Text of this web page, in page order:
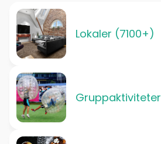
Lokaler (7100+)
Gruppaktiviteter